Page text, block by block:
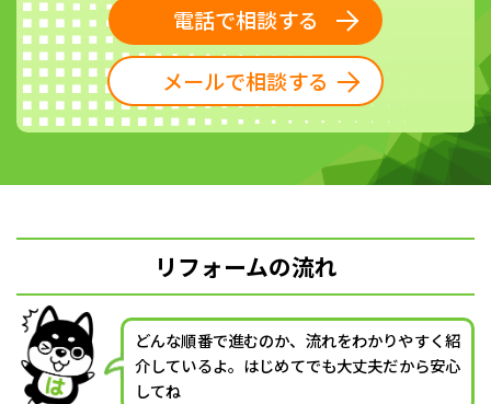
電話で相談する
メールで相談する
リフォームの流れ
どんな順番で進むのか、流れをわかりやすく紹
介しているよ。はじめてでも大丈夫だから安心
してね